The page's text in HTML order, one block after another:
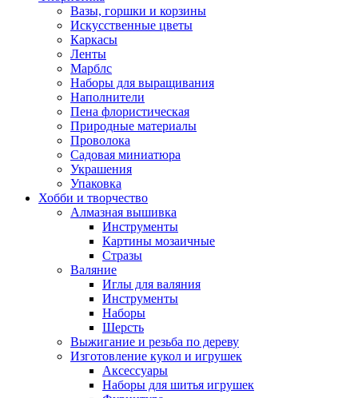
Вазы, горшки и корзины
Искусственные цветы
Каркасы
Ленты
Марблс
Наборы для выращивания
Наполнители
Пена флористическая
Природные материалы
Проволока
Садовая миниатюра
Украшения
Упаковка
Хобби и творчество
Алмазная вышивка
Инструменты
Картины мозаичные
Стразы
Валяние
Иглы для валяния
Инструменты
Наборы
Шерсть
Выжигание и резьба по дереву
Изготовление кукол и игрушек
Аксессуары
Наборы для шитья игрушек